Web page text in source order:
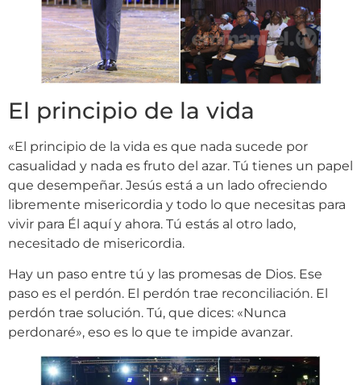
El principio de la vida
«El principio de la vida es que nada sucede por
casualidad y nada es fruto del azar. Tú tienes un papel
que desempeñar. Jesús está a un lado ofreciendo
libremente misericordia y todo lo que necesitas para
vivir para Él aquí y ahora. Tú estás al otro lado,
necesitado de misericordia.
Hay un paso entre tú y las promesas de Dios. Ese
paso es el perdón. El perdón trae reconciliación. El
perdón trae solución. Tú, que dices: «Nunca
perdonaré», eso es lo que te impide avanzar.